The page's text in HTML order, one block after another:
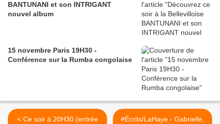
BANTUNANI et son INTRIGANT
nouvel album
15 novembre Paris 19H30 -
Conférence sur la Rumba congolaise
< Ce soir à 20H30 (entrée
#Écrits/LaHaye - Gabrielle,